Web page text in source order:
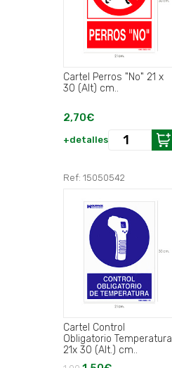
Cartel Perros "No" 21 x
30 (Alt) cm..
2,70€
+detalles
Ref: 15050542
Cartel Control
Obligatorio Temperatura
21x 30 (Alt.) cm..